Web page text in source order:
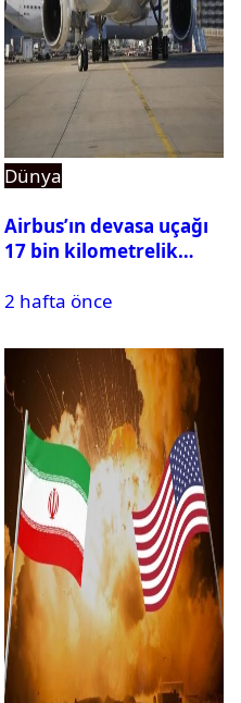
Dünya
Airbus’ın devasa uçağı
17 bin kilometrelik
tamamladı
2 hafta önce